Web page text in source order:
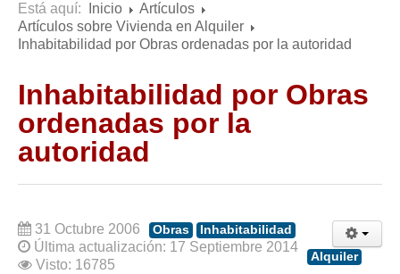
Formularios
Formularios de Arrendamientos Urbanos
De vivienda
De uso distinto al de vivienda
Otros contratos de Arrendamiento
Requerimientos y comunicaciones
Para contratos anteriores al 6 de junio de 2013
Para contratos de Renta Antigua
Está aquí: Inicio
Artículos
Artículos sobre Vivienda en Alquiler
Inhabitabilidad por Obras ordenadas por la autoridad
Inhabitabilidad por Obras
ordenadas por la
autoridad
31 Octubre 2006
Última actualización: 17 Septiembre 2014
Visto: 16785
Obras
Inhabitabilidad
Alquiler